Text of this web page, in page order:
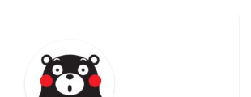
大学入試英語対策講座